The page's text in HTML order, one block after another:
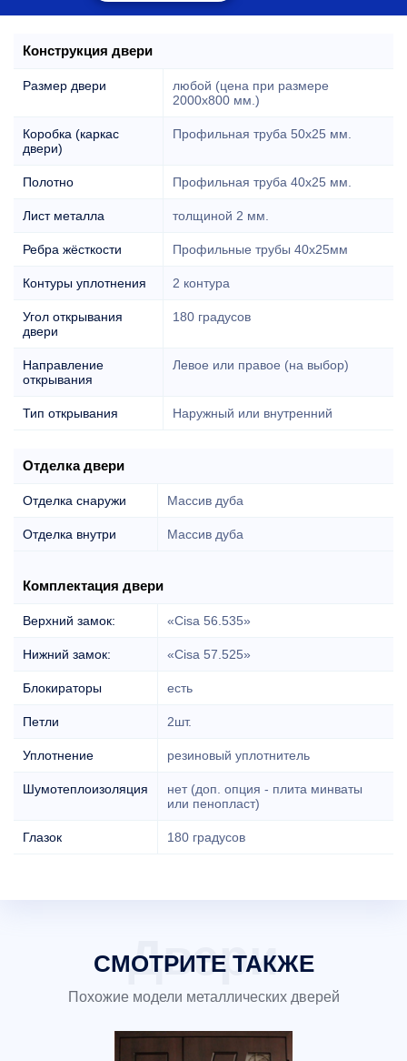
Конструкция двери
Размер двери
любой (цена при размере
2000x800 мм.)
Коробка (каркас
двери)
Профильная труба 50х25 мм.
Полотно Профильная труба 40х25 мм.
Лист металла толщиной 2 мм.
Ребра жёсткости Профильные трубы 40х25мм
Контуры уплотнения 2 контура
Угол открывания
двери
180 градусов
Направление
открывания
Левое или правое (на выбор)
Тип открывания Наружный или внутренний
Отделка двери
Отделка снаружи Массив дуба
Отделка внутри Массив дуба
Комплектация двери
Верхний замок: «Cisa 56.535»
Нижний замок: «Cisa 57.525»
Блокираторы есть
Петли 2шт.
Уплотнение резиновый уплотнитель
Шумотеплоизоляция
нет (доп. опция - плита минваты
или пенопласт)
Глазок 180 градусов
СМОТРИТЕ ТАКЖЕ
Похожие модели металлических дверей